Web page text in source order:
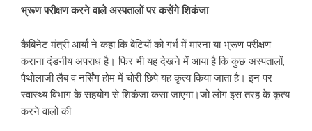
भ्रूण परीक्षण करने वाले अस्पतालों पर कसेंगे शिकंजा
कैबिनेट मंत्री आर्या ने कहा कि बेटियों को गर्भ में मारना या भ्रूण परीक्षण
कराना दंडनीय अपराध है। फिर भी यह देखने में आया है कि कुछ अस्पतालों,
पैथोलाजी लैब व नर्सिंग होम में चोरी छिपे यह कृत्य किया जाता है। इन पर
स्वास्थ्य विभाग के सहयोग से शिकंजा कसा जाएगा।जो लोग इस तरह के कृत्य
करने वालों की